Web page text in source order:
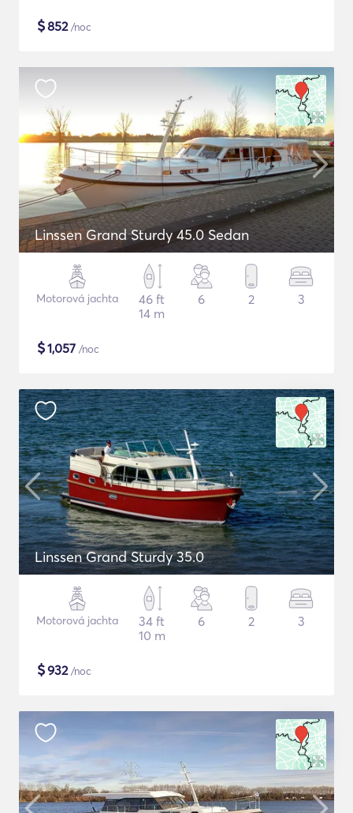
$852/noc
Linssen Grand Sturdy 45.0 Sedan
Motorová jachta
46 ft
14 m
6 2 3
$1,057 /noc
Linssen Grand Sturdy 35.0
Motorová jachta
34 ft
10 m
6 2 3
$932/noc